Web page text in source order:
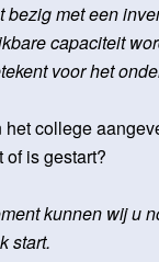
bezig met een
capaciteit
voor het
het college
of is gestart?
kunnen wij u
start.